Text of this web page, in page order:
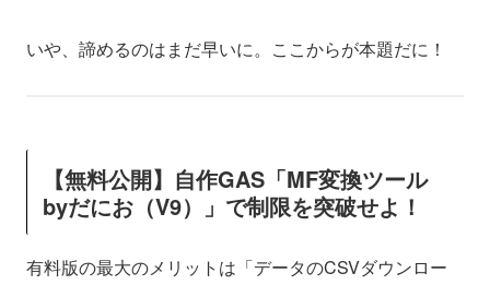
いや、諦めるのはまだ早いに。ここからが本題だに！
【無料公開】自作GAS「MF変換ツール
byだにお（V9）」で制限を突破せよ！
有料版の最大のメリットは「データのCSVダウンロー